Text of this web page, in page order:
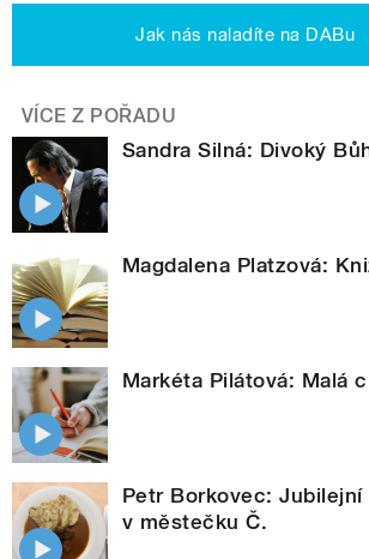
Jak nás naladíte na DABu
VÍCE Z POŘADU
Sandra Silná: Divoký
Magdalena Platzová:
Markéta Pilátová: Malá
Petr Borkovec:
v městečku Č.